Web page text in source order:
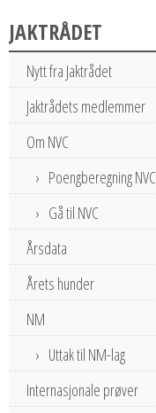
JAKTRÅDET
Nytt fra Jaktrådet
Jaktrådets medlemmer
Om NVC
Poengberegning NVC
Gå til NVC
Årsdata
Årets hunder
NM
Uttak til NM-lag
Internasjonale prøver